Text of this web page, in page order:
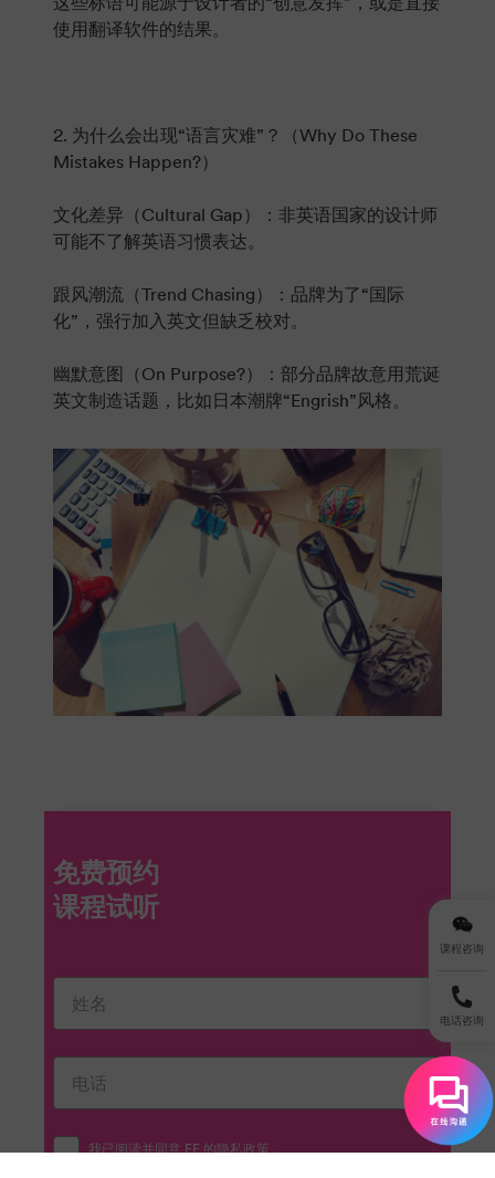
使用翻译软件的结果。
2. 为什么会出现“语言灾难”？（Why Do These
Mistakes Happen?）
文化差异（Cultural Gap）：非英语国家的设计师
可能不了解英语习惯表达。
跟风潮流（Trend Chasing）：品牌为了“国际
化”，强行加入英文但缺乏校对。
幽默意图（On Purpose?）：部分品牌故意用荒诞
英文制造话题，比如日本潮牌“Engrish”风格。
免费预约
我已阅读并同意 EF 的隐私政策。
课程咨询
电话咨询